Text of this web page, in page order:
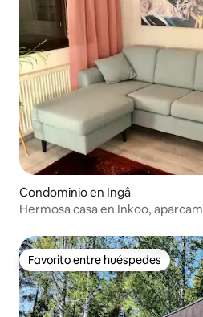
Condominio en Ingå
Hermosa casa en Inkoo,
Favorito entre huéspedes
Favorito entre huéspedes